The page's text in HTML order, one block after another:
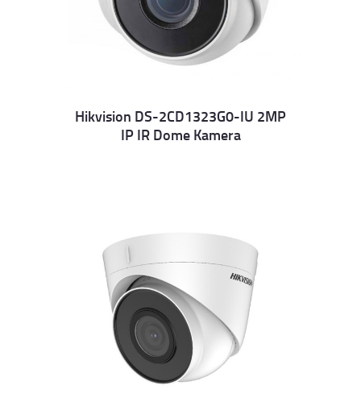
Details
Hikvision DS-2CD1323G0-IU 2MP
IP IR Dome Kamera